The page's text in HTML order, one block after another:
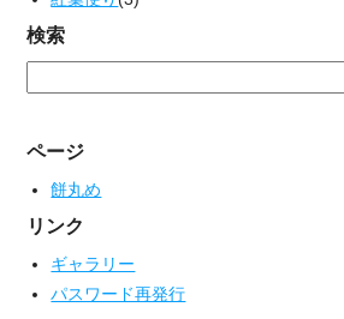
検索
ページ
餅丸め
リンク
ギャラリー
パスワード再発行